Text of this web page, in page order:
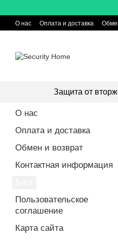
О нас Оплата и доставка
Защита от
О нас
Оплата и доставка
Обмен и возврат
Контактная информация
Пользовательское
соглашение
Карта сайта